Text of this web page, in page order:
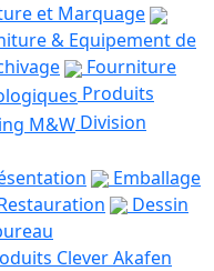
et Marquage
& Equipement de
Fourniture
Produits
Division
Emballage
Dessin
Clever Akafen